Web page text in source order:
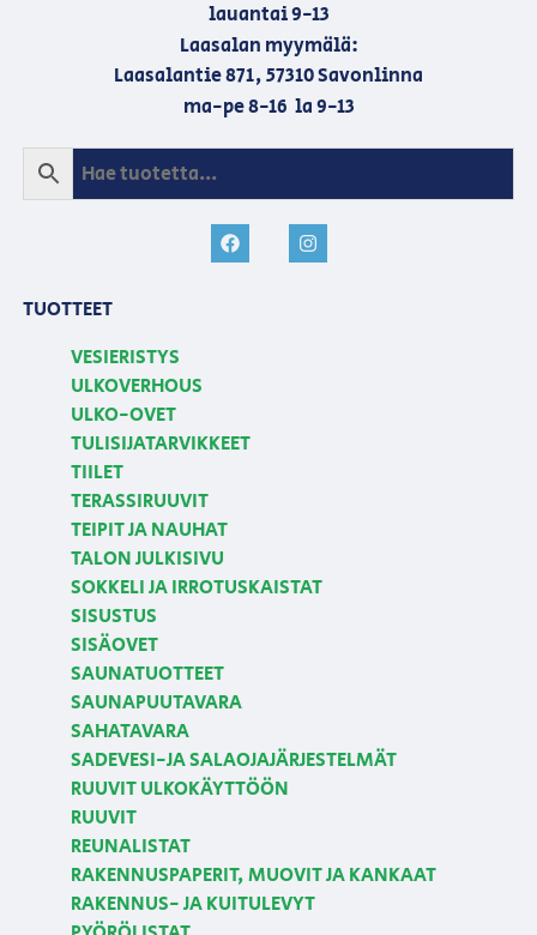
lauantai 9-13
Laasalan myymälä:
Laasalantie 871, 57310 Savonlinna
ma-pe 8-16 la 9-13
TUOTTEET
VESIERISTYS
ULKOVERHOUS
ULKO-OVET
TULISIJATARVIKKEET
TIILET
TERASSIRUUVIT
TEIPIT JA NAUHAT
TALON JULKISIVU
SOKKELI JA IRROTUSKAISTAT
SISUSTUS
SISÄOVET
SAUNATUOTTEET
SAUNAPUUTAVARA
SAHATAVARA
SADEVESI-JA SALAOJAJÄRJESTELMÄT
RUUVIT ULKOKÄYTTÖÖN
RUUVIT
REUNALISTAT
RAKENNUSPAPERIT, MUOVIT JA KANKAAT
RAKENNUS- JA KUITULEVYT